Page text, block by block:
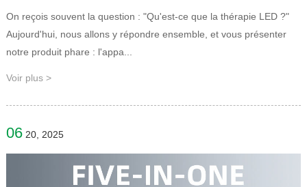
On reçois souvent la question : "Qu'est-ce que la thérapie LED ?"
Aujourd'hui, nous allons y répondre ensemble, et vous présenter
notre produit phare : l'appa...
Voir plus >
06 20, 2025